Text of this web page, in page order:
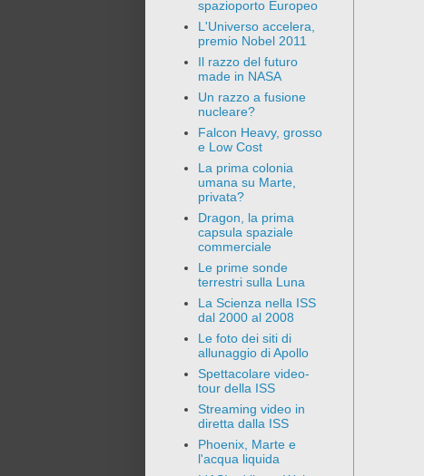
spazioporto Europeo
L'Universo accelera,
premio Nobel 2011
Il razzo del futuro
made in NASA
Un razzo a fusione
nucleare?
Falcon Heavy, grosso
e Low Cost
La prima colonia
umana su Marte,
privata?
Dragon, la prima
capsula spaziale
commerciale
Le prime sonde
terrestri sulla Luna
La Scienza nella ISS
dal 2000 al 2008
Le foto dei siti di
allunaggio di Apollo
Spettacolare video-
tour della ISS
Streaming video in
diretta dalla ISS
Phoenix, Marte e
l'acqua liquida